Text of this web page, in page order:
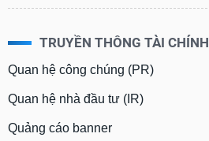
TRUYỀN THÔNG TÀI CHÍNH
Quan hệ công chúng (PR)
Quan hệ nhà đầu tư (IR)
Quảng cáo banner